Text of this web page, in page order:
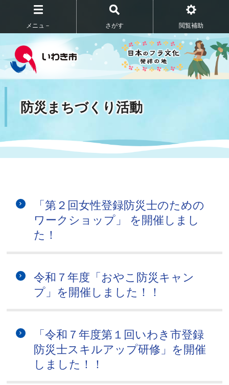
メニュ－ さがす 閲覧補助
防災まちづくり活動
「第２回女性登録防災士のための
ワークショップ」 を開催しまし
た！
令和７年度「おやこ防災キャン
プ」を開催しました！！
「令和７年度第１回いわき市登録
防災士スキルアップ研修」を開催
しました！！